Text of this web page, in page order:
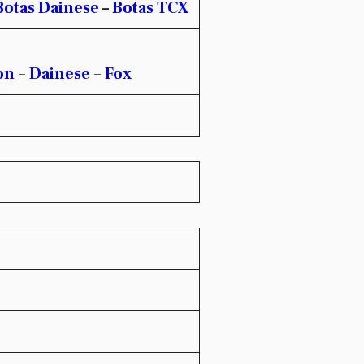
Dainese–Botas TCX
–Dainese –Fox